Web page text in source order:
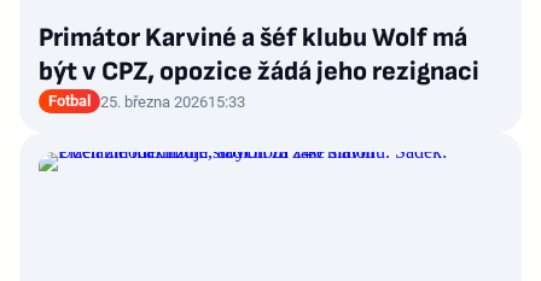
Primátor Karviné a šéf klubu Wolf má
být v CPZ, opozice žádá jeho rezignaci
Fotbal 25. března 202615:33